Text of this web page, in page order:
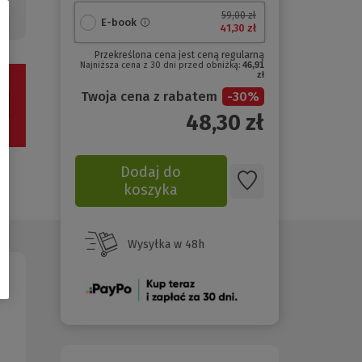
E-book
59,00 zł
41,30 zł
Przekreślona cena jest ceną regularną
Najniższa cena z 30 dni przed obniżką: 46,91
zł
Twoja cena z rabatem -30%
48,30 zł
Dodaj do
koszyka
Wysyłka w 48h
(Nowe